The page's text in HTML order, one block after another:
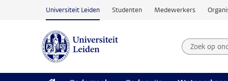
Ga naar hoofdinhoud
Universiteit Leiden Studenten Medewerkers
Zoek op
Zoekterm